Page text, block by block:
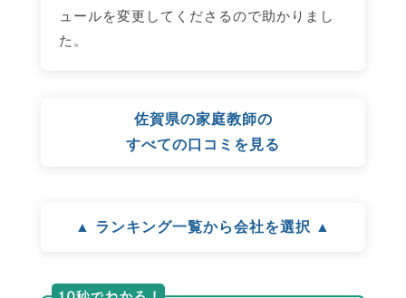
ュールを変更してくださるので助かりまし
た。
佐賀県の家庭教師の
すべての口コミを見る
▲ ランキング一覧から会社を選択 ▲